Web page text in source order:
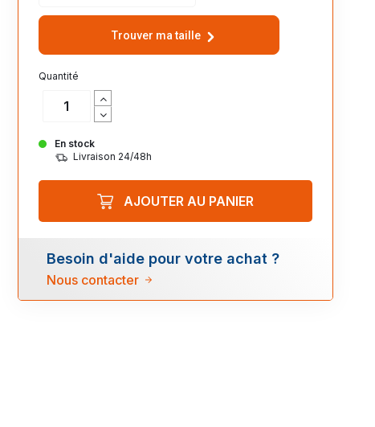
Trouver ma taille
Quantité
En stock
Livraison 24/48h
AJOUTER AU PANIER
Besoin d'aide pour votre achat ?
Nous contacter